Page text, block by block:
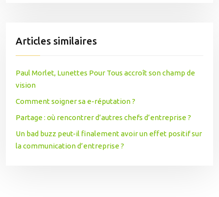
Articles similaires
Paul Morlet, Lunettes Pour Tous accroît son champ de
vision
Comment soigner sa e-réputation ?
Partage : où rencontrer d’autres chefs d’entreprise ?
Un bad buzz peut-il finalement avoir un effet positif sur
la communication d’entreprise ?